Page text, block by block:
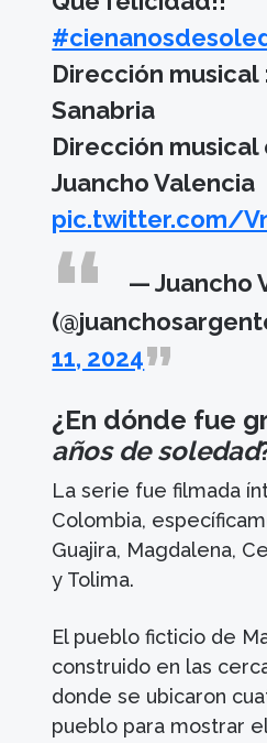
Dirección musical
Sanabria
Dirección musical
Juancho Valencia
pic.twitter.com/
— Juancho
11, 2024
¿En dónde fue
años de soledad
La serie fue filmada
Colombia,
Guajira, Magdalena,
y Tolima.​
El pueblo ficticio de
construido en las
donde se ubicaron
pueblo para mostrar